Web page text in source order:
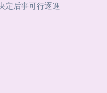
定后事可行逐進